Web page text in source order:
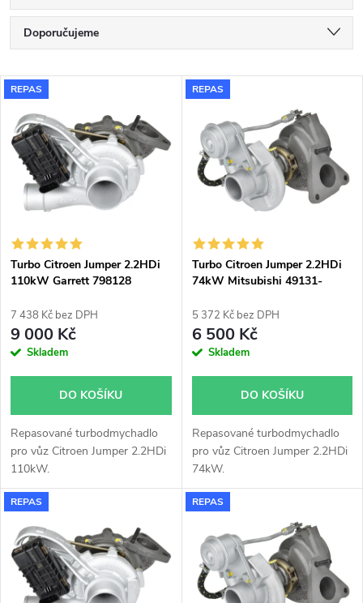
Ř
a
z
e
n
í
p
r
o
u
k
t
ů
Doporučujeme
Nejdražší
Nejprodávanější
Abecedně
V
ý
p
s
p
r
o
d
u
k
t
ů
REPAS
Turbo Citroen Jumper 2.2HDi
110kW Garrett 798128
7 438 Kč bez DPH
9 000 Kč
Skladem
DO KOŠÍKU
Repasované turbodmychadlo
pro vůz Citroen Jumper 2.2HDi
110kW.
REPAS
Turbo Citroen Jumper 2.2HDi
74kW Mitsubishi 49131-
5 372 Kč bez DPH
6 500 Kč
Skladem
DO KOŠÍKU
Repasované turbodmychadlo
pro vůz Citroen Jumper 2.2HDi
74kW.
REPAS REPAS